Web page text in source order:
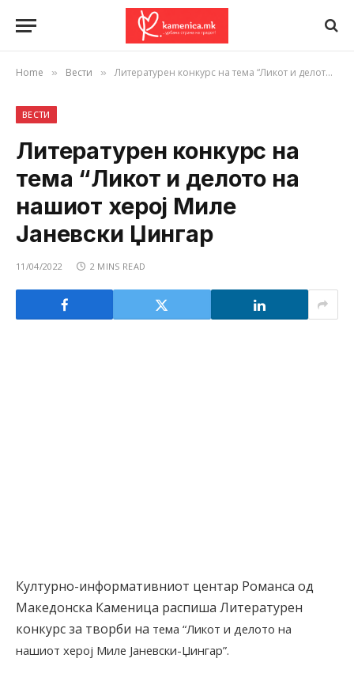
Home » Вести » Литературен конкурс на тема “Ликот и делото на нашиот херој Миле Јаневски Џингар
ВЕСТИ
Литературен конкурс на
тема “Ликот и делото на
нашиот херој Миле
Јаневски Џингар
11/04/2022 2 MINS READ
Културно-информативниот центар Романса од
Македонска Каменица распиша Литературен
конкурс за творби на тема “Ликот и делото на
нашиот херој Миле Јаневски-Џингар”.